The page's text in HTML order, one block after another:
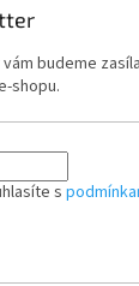
budeme
shopu.
s